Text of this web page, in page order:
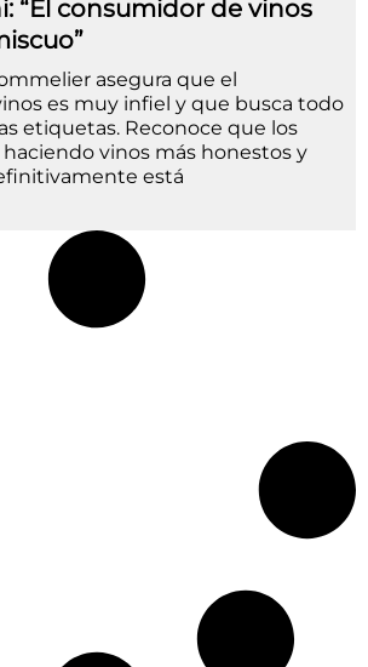
“El consumidor de vinos
asegura que el
es muy infiel y que busca todo
etiquetas. Reconoce que los
vinos más honestos y
está